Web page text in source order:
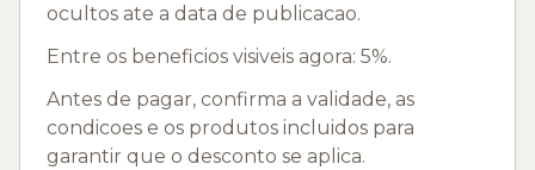
ocultos ate a data de publicacao.
Entre os beneficios visiveis agora: 5%.
Antes de pagar, confirma a validade, as
condicoes e os produtos incluidos para
garantir que o desconto se aplica.